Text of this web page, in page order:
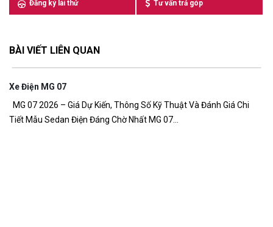
Đăng ký lái thử Tư vấn trả góp
BÀI VIẾT LIÊN QUAN
Điện MG 07
07 2026 – Giá Dự Kiến, Thông Số Kỹ Thuật Và Đánh Giá Chi
Mẫu Sedan Điện Đáng Chờ Nhất MG 07...